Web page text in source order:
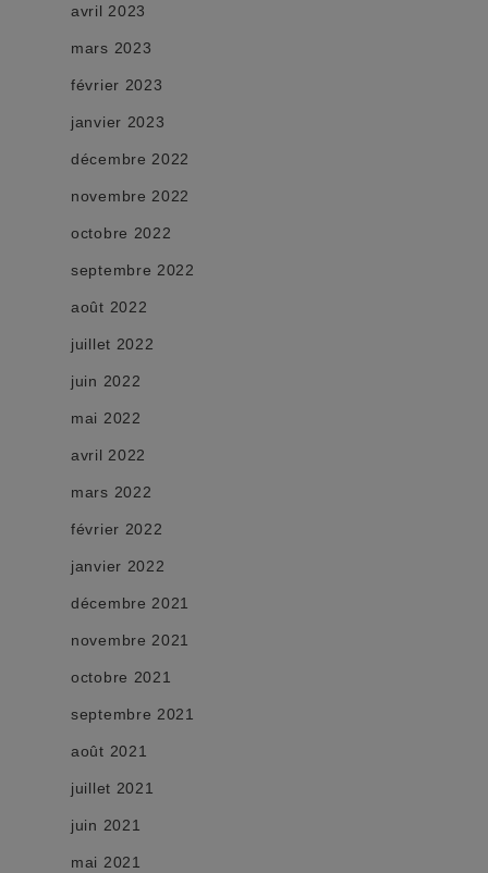
avril 2023
mars 2023
février 2023
janvier 2023
décembre 2022
novembre 2022
octobre 2022
septembre 2022
août 2022
juillet 2022
juin 2022
mai 2022
avril 2022
mars 2022
février 2022
janvier 2022
décembre 2021
novembre 2021
octobre 2021
septembre 2021
août 2021
juillet 2021
juin 2021
mai 2021